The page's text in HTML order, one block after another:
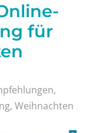
für
,
, Weihnachten